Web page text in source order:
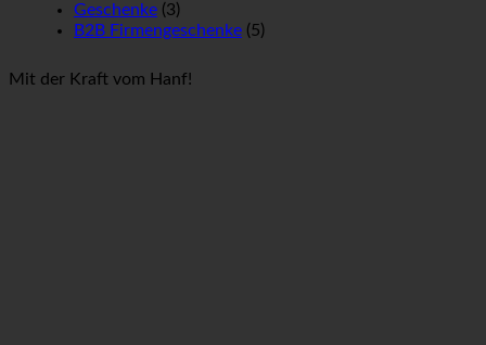
Geschenke (3)
B2B Firmengeschenke (5)
Mit der Kraft vom Hanf!